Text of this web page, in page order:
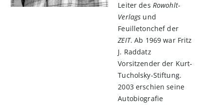
Leiter des Rowohlt-
Verlags und
Feuilletonchef der
ZEIT. Ab 1969 war Fritz
J. Raddatz
Vorsitzender der Kurt-
Tucholsky-Stiftung.
2003 erschien seine
Autobiografie